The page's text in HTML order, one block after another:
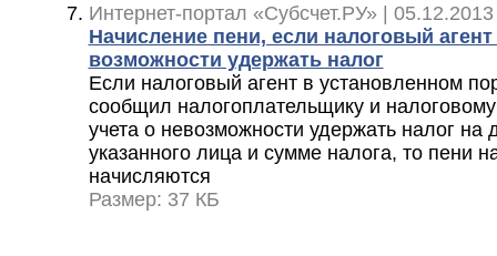
Интернет-портал «Субсчет.РУ» |
Начисление пени, если налоговый
возможности удержать налог
Если налоговый агент в установленном
сообщил налогоплательщику и налоговому
учета о невозможности удержать налог
указанного лица и сумме налога, то пени
начисляются
Размер: 37 КБ